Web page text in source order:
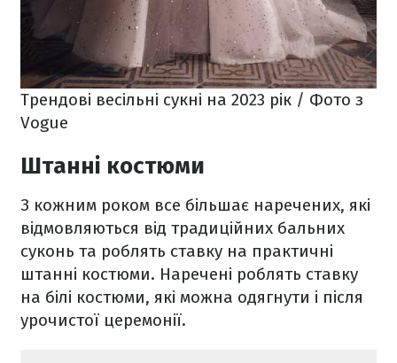
Трендові весільні сукні на 2023 рік / Фото з
Vogue
Штанні костюми
З кожним роком все більшає наречених, які
відмовляються від традиційних бальних
суконь та роблять ставку на практичні
штанні костюми. Наречені роблять ставку
на білі костюми, які можна одягнути і після
урочистої церемонії.